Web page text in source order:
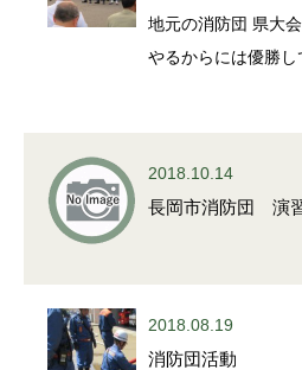
地元の消防団 県大
やるからには優勝
2018.10.14
長岡市消防団 演
2018.08.19
消防団活動